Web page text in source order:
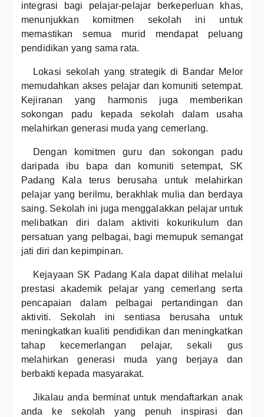
integrasi bagi pelajar-pelajar berkeperluan khas,
menunjukkan komitmen sekolah ini untuk
memastikan semua murid mendapat peluang
pendidikan yang sama rata.
Lokasi sekolah yang strategik di Bandar Melor
memudahkan akses pelajar dan komuniti setempat.
Kejiranan yang harmonis juga memberikan
sokongan padu kepada sekolah dalam usaha
melahirkan generasi muda yang cemerlang.
Dengan komitmen guru dan sokongan padu
daripada ibu bapa dan komuniti setempat, SK
Padang Kala terus berusaha untuk melahirkan
pelajar yang berilmu, berakhlak mulia dan berdaya
saing. Sekolah ini juga menggalakkan pelajar untuk
melibatkan diri dalam aktiviti kokurikulum dan
persatuan yang pelbagai, bagi memupuk semangat
jati diri dan kepimpinan.
Kejayaan SK Padang Kala dapat dilihat melalui
prestasi akademik pelajar yang cemerlang serta
pencapaian dalam pelbagai pertandingan dan
aktiviti. Sekolah ini sentiasa berusaha untuk
meningkatkan kualiti pendidikan dan meningkatkan
tahap kecemerlangan pelajar, sekali gus
melahirkan generasi muda yang berjaya dan
berbakti kepada masyarakat.
Jikalau anda berminat untuk mendaftarkan anak
anda ke sekolah yang penuh inspirasi dan